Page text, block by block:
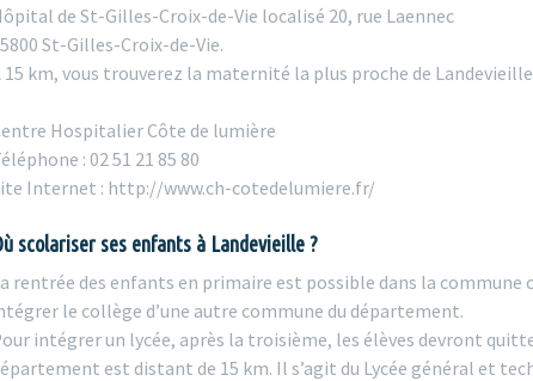
de St-Gilles-Croix-de-Vie localisé 20, rue Laennec
St-Gilles-Croix-de-Vie.
15 km, vous trouverez la maternité la plus proche de Landevieille
Hospitalier Côte de lumière
: 02 51 21 85 80
Internet : http://www.ch-cotedelumiere.fr/
scolariser ses enfants à Landevieille ?
rentrée des enfants en primaire est possible dans la
le collège d’une autre commune du département.
intégrer un lycée, après la troisième, les élèves devront
est distant de 15 km. Il s’agit du Lycée général et